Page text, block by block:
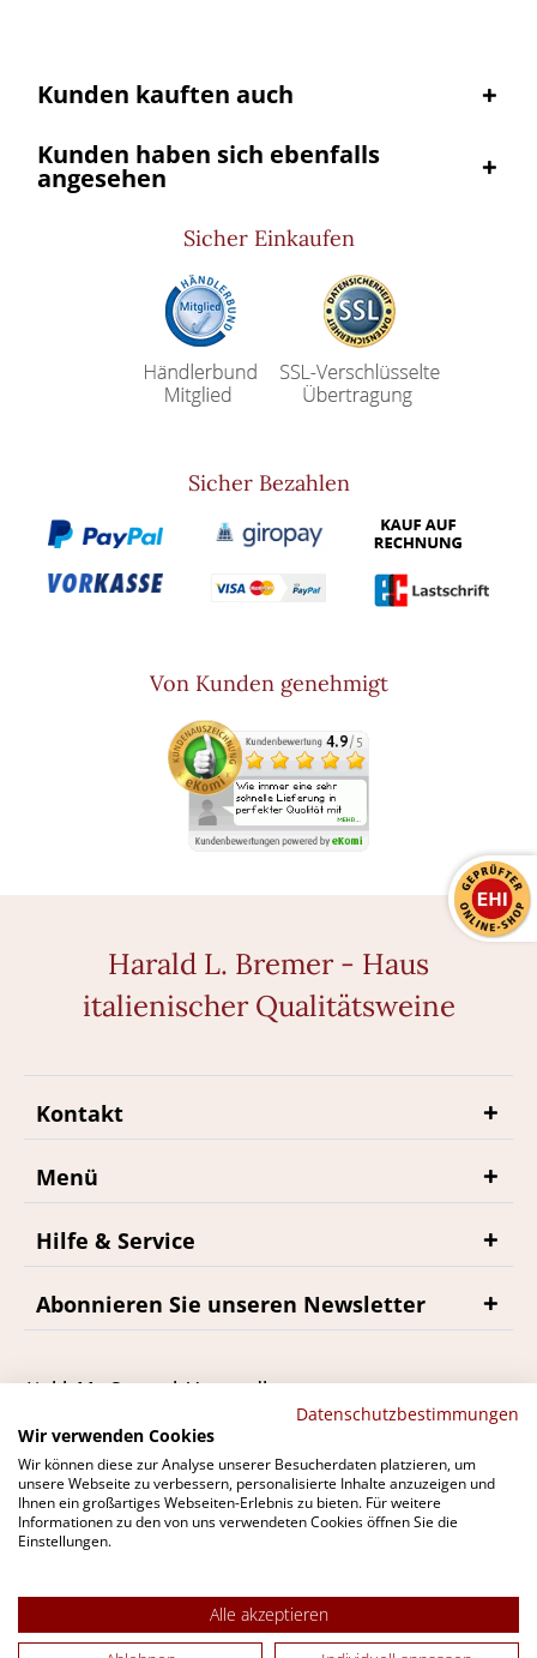
Kunden kauften auch
Kunden haben sich ebenfalls
angesehen
Sicher Einkaufen
Sicher Bezahlen
Von Kunden genehmigt
Harald L. Bremer - Haus
italienischer Qualitätsweine
Kontakt
Menü
Hilfe & Service
Abonnieren Sie unseren Newsletter
*inkl. MwSt., zzgl. Versandkosten
Du findest bremerwein.de auch bei
Datenschutzbestimmungen
Wir verwenden Cookies
Wir können diese zur Analyse unserer Besucherdaten platzieren, um
unsere Webseite zu verbessern, personalisierte Inhalte anzuzeigen und
Ihnen ein großartiges Webseiten-Erlebnis zu bieten. Für weitere
Informationen zu den von uns verwendeten Cookies öffnen Sie die
Einstellungen.
Alle akzeptieren